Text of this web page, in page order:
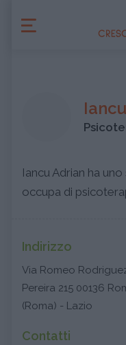
Iancu Adrian ha
occupa di
Indirizzo
Via Romeo
Pereira 215 00136
(Roma) - Lazio
Contatti